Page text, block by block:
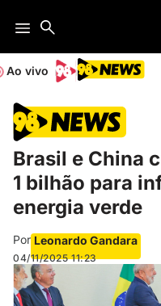
Ao vivo
Brasil e China
1 bilhão para
energia verde
Por Leonardo Gandara
04/11/2025 11:23